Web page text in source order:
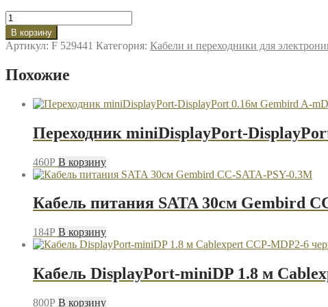
Количество
товара
Кабель
HDMI-
1.5м
CC-
чёрный
В корзину
Артикул: F 529441 Категория: Кабели и переходники для
Похожие
Переходник miniDisplayPort-
460P В корзину
Кабель питания SATA 30см Gembird
184P В корзину
Кабель DisplayPort-miniDP 1.8 м
800P В корзину